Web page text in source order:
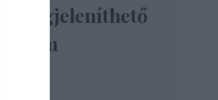
megjeleníthető
elem